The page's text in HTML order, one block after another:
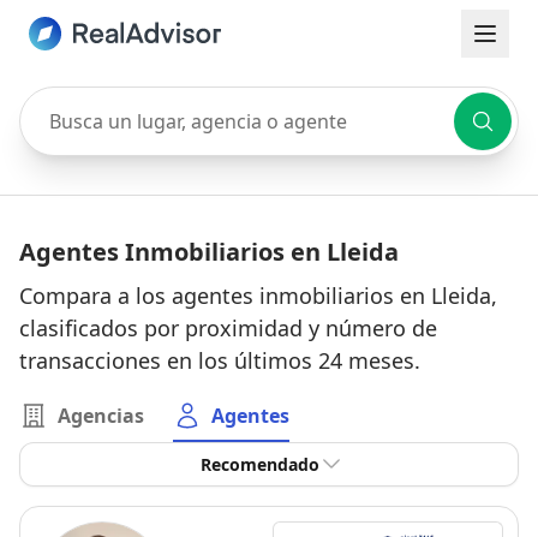
Busca un lugar, agencia o agente
Agentes Inmobiliarios en Lleida
Compara a los agentes inmobiliarios en Lleida,
clasificados por proximidad y número de
transacciones en los últimos 24 meses.
Agencias Agentes
Recomendado